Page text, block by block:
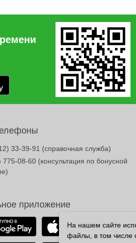
33-39-91 (справочная служба)
08-60 (консультация по бонусной
приложение
На нашем сайте
файлы, в том числе